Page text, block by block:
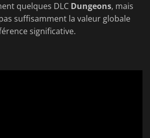
quelques DLC Dungeons, mais
suffisamment la valeur globale
significative.